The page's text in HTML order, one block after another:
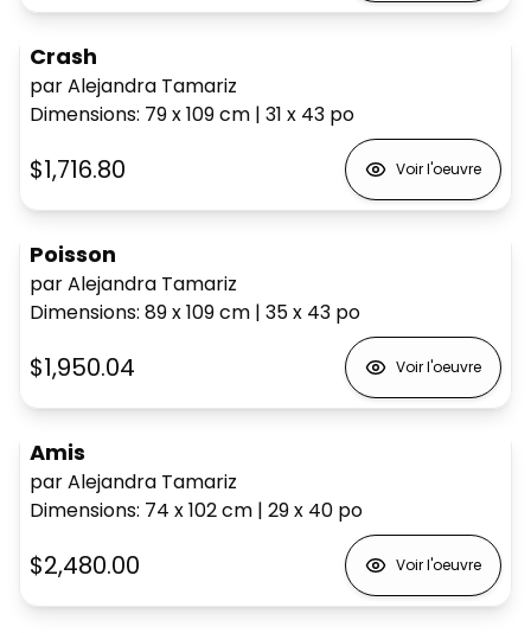
Crash
par Alejandra Tamariz
Dimensions: 79 x 109cm | 31 x 43 po
$1,716.80 Voir l'oeuvre
Poisson
par Alejandra Tamariz
Dimensions: 89 x 109cm | 35 x 43 po
$1,950.04 Voir l'oeuvre
Amis
par Alejandra Tamariz
Dimensions: 74 x 102cm | 29 x 40 po
$2,480.00 Voir l'oeuvre